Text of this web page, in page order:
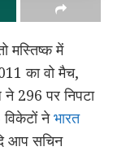
मस्तिष्क में
का वो मैच,
296 पर निपटा
नेभारत
आप सचिन